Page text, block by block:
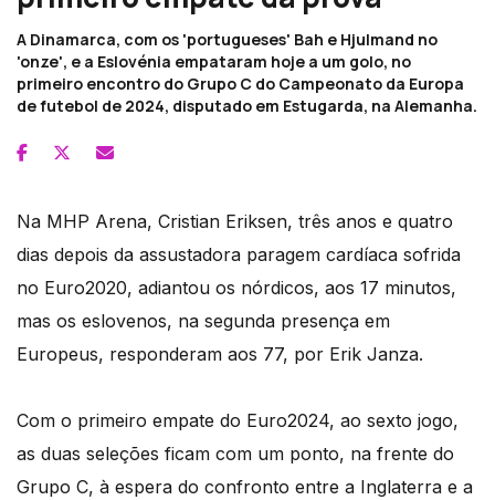
A Dinamarca, com os 'portugueses' Bah e Hjulmand no
'onze', e a Eslovénia empataram hoje a um golo, no
primeiro encontro do Grupo C do Campeonato da Europa
de futebol de 2024, disputado em Estugarda, na Alemanha.
Na MHP Arena, Cristian Eriksen, três anos e quatro
dias depois da assustadora paragem cardíaca sofrida
no Euro2020, adiantou os nórdicos, aos 17 minutos,
mas os eslovenos, na segunda presença em
Europeus, responderam aos 77, por Erik Janza.
Com o primeiro empate do Euro2024, ao sexto jogo,
as duas seleções ficam com um ponto, na frente do
Grupo C, à espera do confronto entre a Inglaterra e a